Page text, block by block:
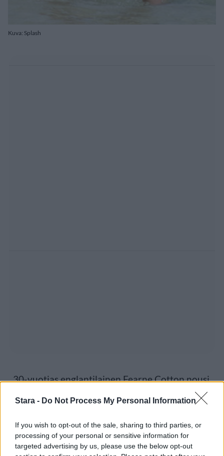
Stara - Do Not Process My Personal Information
If you wish to opt-out of the sale, sharing to third parties, or
processing of your personal or sensitive information for
targeted advertising by us, please use the below opt-out
Kuva: Splash
30-vuotias englantilainen Fearne Cotton nousi
tähdeksi televisiojuontajana, kun hänet
huippusuosittua Top of the Pops -